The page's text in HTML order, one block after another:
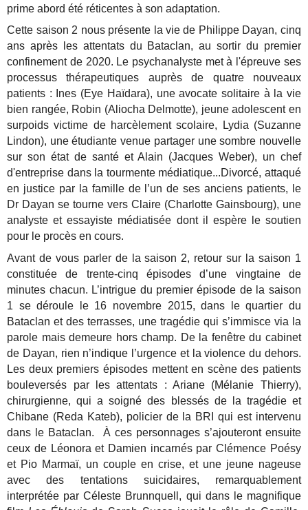
prime abord été réticentes à son adaptation.
Cette saison 2 nous présente la vie de Philippe Dayan, cinq
ans après les attentats du Bataclan, au sortir du premier
confinement de 2020. Le psychanalyste met à l'épreuve ses
processus thérapeutiques auprès de quatre nouveaux
patients : Ines (Eye Haïdara), une avocate solitaire à la vie
bien rangée, Robin (Aliocha Delmotte), jeune adolescent en
surpoids victime de harcèlement scolaire, Lydia (Suzanne
Lindon), une étudiante venue partager une sombre nouvelle
sur son état de santé et Alain (Jacques Weber), un chef
d'entreprise dans la tourmente médiatique...Divorcé, attaqué
en justice par la famille de l’un de ses anciens patients, le
Dr Dayan se tourne vers Claire (Charlotte Gainsbourg), une
analyste et essayiste médiatisée dont il espère le soutien
pour le procès en cours.
Avant de vous parler de la saison 2, retour sur la saison 1
constituée de trente-cinq épisodes d’une vingtaine de
minutes chacun. L’intrigue du premier épisode de la saison
1 se déroule le 16 novembre 2015, dans le quartier du
Bataclan et des terrasses, une tragédie qui s’immisce via la
parole mais demeure hors champ. De la fenêtre du cabinet
de Dayan, rien n’indique l’urgence et la violence du dehors.
Les deux premiers épisodes mettent en scène des patients
bouleversés par les attentats : Ariane (Mélanie Thierry),
chirurgienne, qui a soigné des blessés de la tragédie et
Chibane (Reda Kateb), policier de la BRI qui est intervenu
dans le Bataclan. À ces personnages s’ajouteront ensuite
ceux de Léonora et Damien incarnés par Clémence Poésy
et Pio Marmaï, un couple en crise, et une jeune nageuse
avec des tentations suicidaires, remarquablement
interprétée par Céleste Brunnquell, qui dans le magnifique